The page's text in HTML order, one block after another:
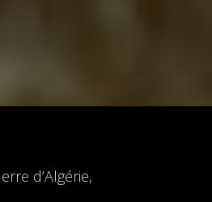
d’Algérie,